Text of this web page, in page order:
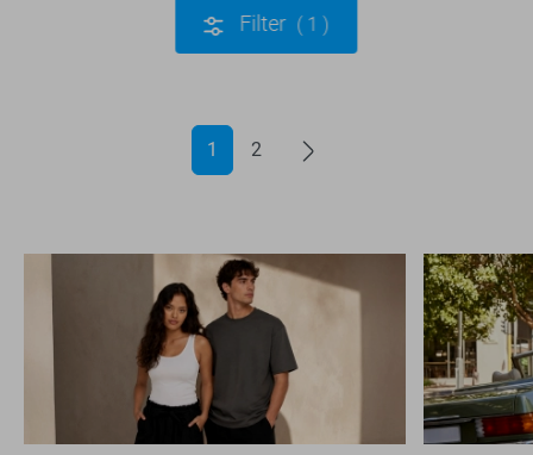
Filter 1
1 2